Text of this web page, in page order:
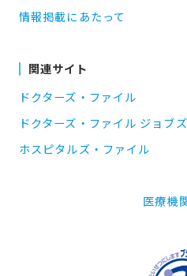
情報掲載にあたって
関連サイト
ドクターズ・ファイル
ドクターズ・ファイル ジョブズ
ホスピタルズ・ファイル
医療機